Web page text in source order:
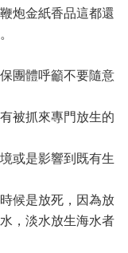
炮金紙香品這都還
團體呼籲不要隨意
被抓來專門放生的
或是影響到既有生
候是放死，因為放
，淡水放生海水者